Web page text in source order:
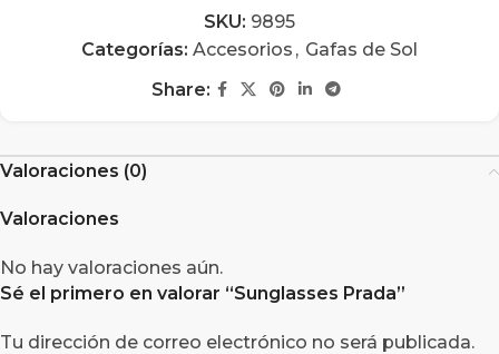
SKU: 9895
Categorías: Accesorios , Gafas de Sol
Share:
Valoraciones (0)
Valoraciones
No hay valoraciones aún.
Sé el primero en valorar “Sunglasses Prada”
Tu dirección de correo electrónico no será publicada.